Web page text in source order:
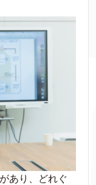
あり、どれぐ